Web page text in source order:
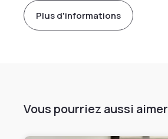
Plus d'informations
Vous pourriez aussi aimer